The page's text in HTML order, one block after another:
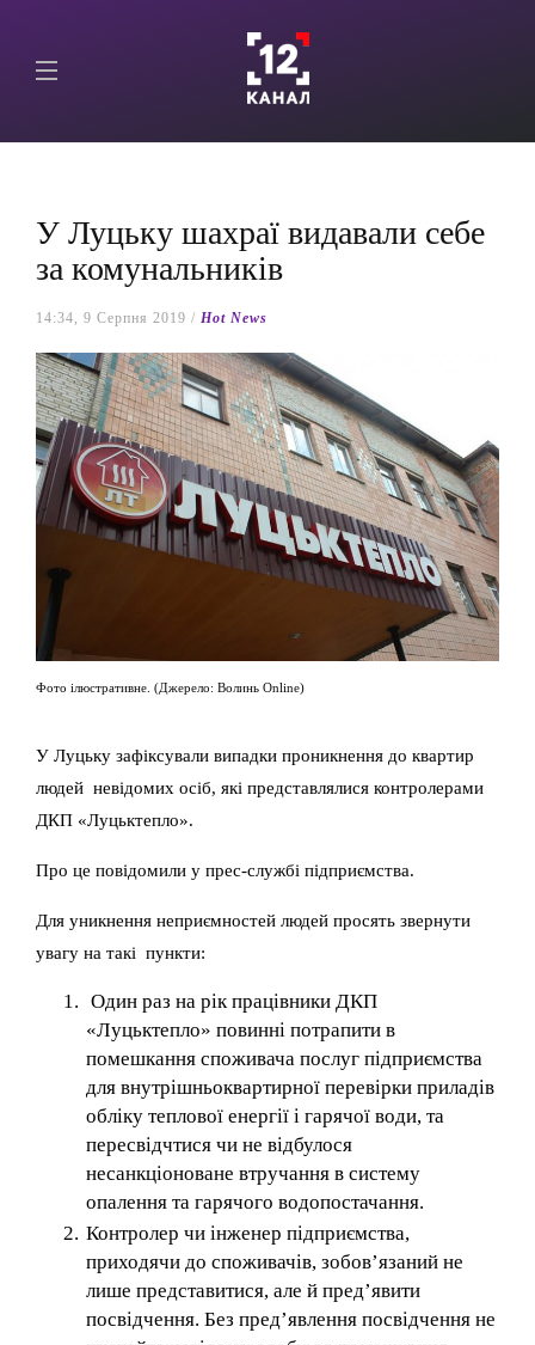
У Луцьку шахраї видавали себе
за комунальників
14:34, 9 Серпня 2019 / Hot News
Фото ілюстративне. (Джерело: Волинь Online)
У Луцьку зафіксували випадки проникнення до квартир
людей невідомих осіб, які представлялися контролерами
ДКП «Луцьктепло».
Про це повідомили у прес-службі підприємства.
Для уникнення неприємностей людей просять звернути
увагу на такі пункти:
Один раз на рік працівники ДКП
«Луцьктепло» повинні потрапити в
помешкання споживача послуг підприємства
для внутрішньоквартирної перевірки приладів
обліку теплової енергії і гарячої води, та
пересвідчтися чи не відбулося
несанкціоноване втручання в систему
опалення та гарячого водопостачання.
Контролер чи інженер підприємства,
приходячи до споживачів, зобов’язаний не
лише представитися, але й пред’явити
посвідчення. Без пред’явлення посвідчення не